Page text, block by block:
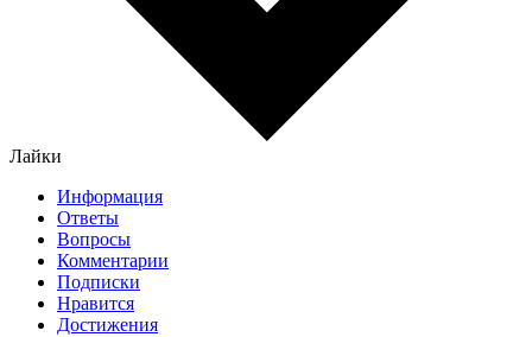
Лайки
Информация
Ответы
Вопросы
Комментарии
Подписки
Нравится
Достижения